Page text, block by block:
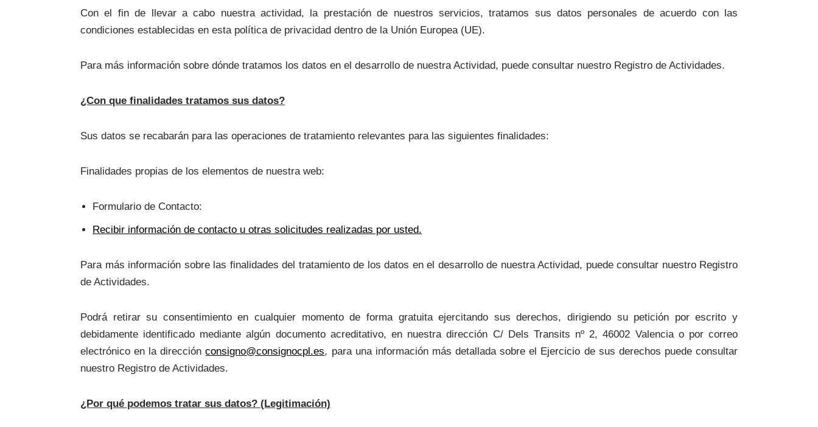
Con el fin de llevar a cabo nuestra actividad, la prestación de nuestros servicios, tratamos sus datos personales de acuerdo con las
condiciones establecidas en esta política de privacidad dentro de la Unión Europea (UE).
Para más información sobre dónde tratamos los datos en el desarrollo de nuestra Actividad, puede consultar nuestro Registro de Actividades.
¿Con que finalidades tratamos sus datos?
Sus datos se recabarán para las operaciones de tratamiento relevantes para las siguientes finalidades:
Finalidades propias de los elementos de nuestra web:
Formulario de Contacto:
Recibir información de contacto u otras solicitudes realizadas por usted.
Para más información sobre las finalidades del tratamiento de los datos en el desarrollo de nuestra Actividad, puede consultar nuestro Registro
de Actividades.
Podrá retirar su consentimiento en cualquier momento de forma gratuita ejercitando sus derechos, dirigiendo su petición por escrito y
debidamente identificado mediante algún documento acreditativo, en nuestra dirección C/ Dels Transits nº 2, 46002 Valencia o por correo
electrónico en la direcciónconsigno@consignocpl.es, para una información más detallada sobre el Ejercicio de sus derechos puede consultar
nuestro Registro de Actividades.
¿Por qué podemos tratar sus datos? (Legitimación)